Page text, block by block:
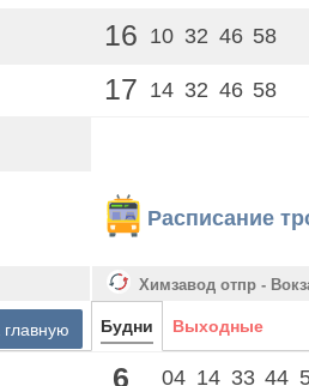
16 10 32 46 58
17 14 32 46 58
Расписание
Химзавод отпр -
Будни Выходные
6 04 14 33 44